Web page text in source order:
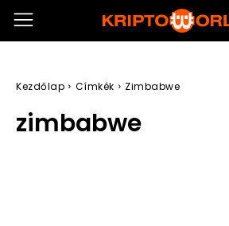
Kezdőlap Címkék Zimbabwe
zimbabwe